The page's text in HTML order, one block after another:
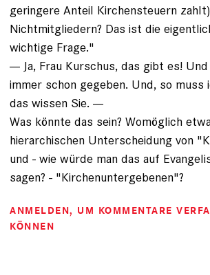
geringere Anteil Kirchensteuern
Nichtmitgliedern? Das ist die
wichtige Frage."
--- Ja, Frau Kurschus, das gibt es!
immer schon gegeben. Und, so muss
das wissen Sie. ---
Was könnte das sein? Womöglich
hierarchischen Unterscheidung von
und - wie würde man das auf
sagen? - "Kirchenuntergebenen"?
ANMELDEN, UM KOMMENTARE
KÖNNEN